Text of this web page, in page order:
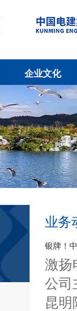
企业文化
业务
银牌！
激扬
公司
昆明